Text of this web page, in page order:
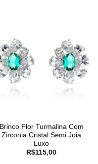
Brinco Flor Turmalina Com
Zirconia Cristal Semi Joia
Luxo
R$115,00